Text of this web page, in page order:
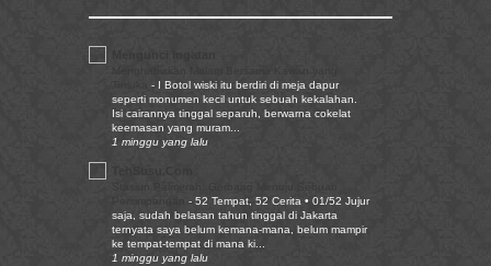
- I Botol wiski itu berdiri di meja dapur
seperti monumen kecil untuk sebuah kekalahan.
Isi cairannya tinggal separuh, berwarna cokelat
keemasan yang muram...
1 minggu yang lalu
- 52 Tempat, 52 Cerita • 01/52 Jujur
saja, sudah belasan tahun tinggal di Jakarta
ternyata saya belum kemana-mana, belum mampir
ke tempat-tempat di mana ki...
1 minggu yang lalu